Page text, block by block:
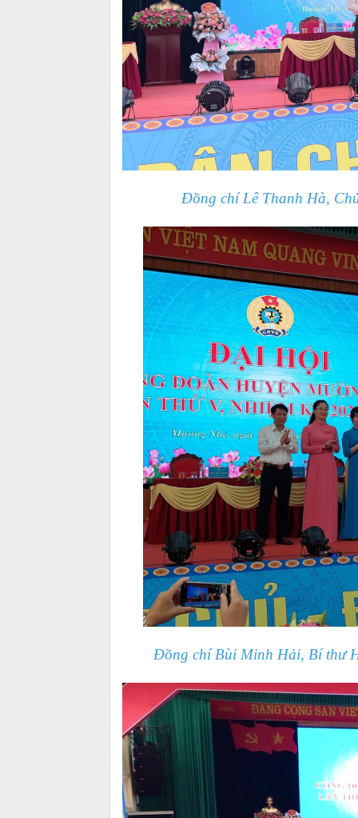
Đồng chí Lê Thanh Hà,
Đồng chí Bùi Minh Hải, Bí thư